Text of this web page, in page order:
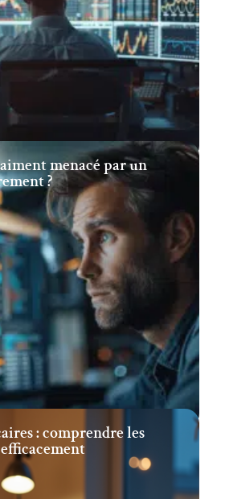
menacé par un
?
: comprendre les